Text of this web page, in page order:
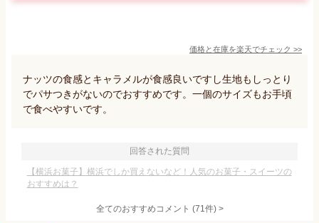
価格と在庫を楽天でチェック >>
ナッツの食感とキャラメルが食感良いですし生地もしっとり
でパサつきがないのでおすすめです。一個のサイズもお手頃
で食べやすいです。
回答された質問
【横浜お菓子】横浜でしか買えないなど！人気のお菓子・スイーツの
おすすめは？
全てのおすすめコメント (71件) >